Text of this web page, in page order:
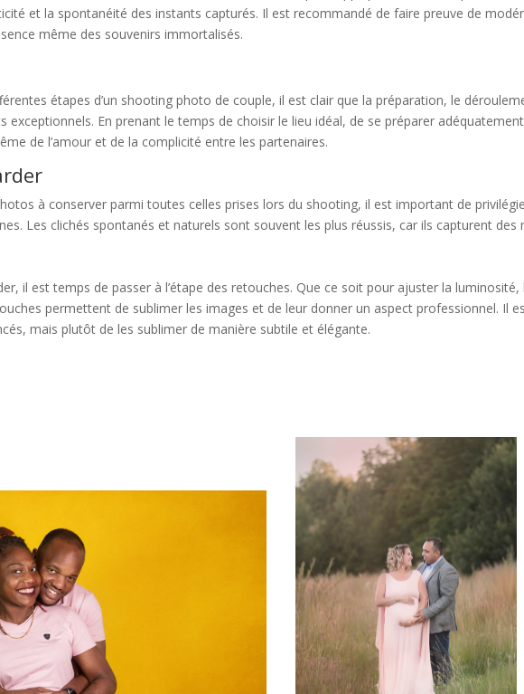
et la spontanéité des instants capturés. Il est recommandé de faire preuve de
même des souvenirs immortalisés.
étapes d’un shooting photo de couple, il est clair que la préparation, le
exceptionnels. En prenant le temps de choisir le lieu idéal, de se préparer
de l’amour et de la complicité entre les partenaires.
à conserver parmi toutes celles prises lors du shooting, il est important de
Les clichés spontanés et naturels sont souvent les plus réussis, car ils capturent
il est temps de passer à l’étape des retouches. Que ce soit pour ajuster la
permettent de sublimer les images et de leur donner un aspect professionnel. Il
mais plutôt de les sublimer de manière subtile et élégante.